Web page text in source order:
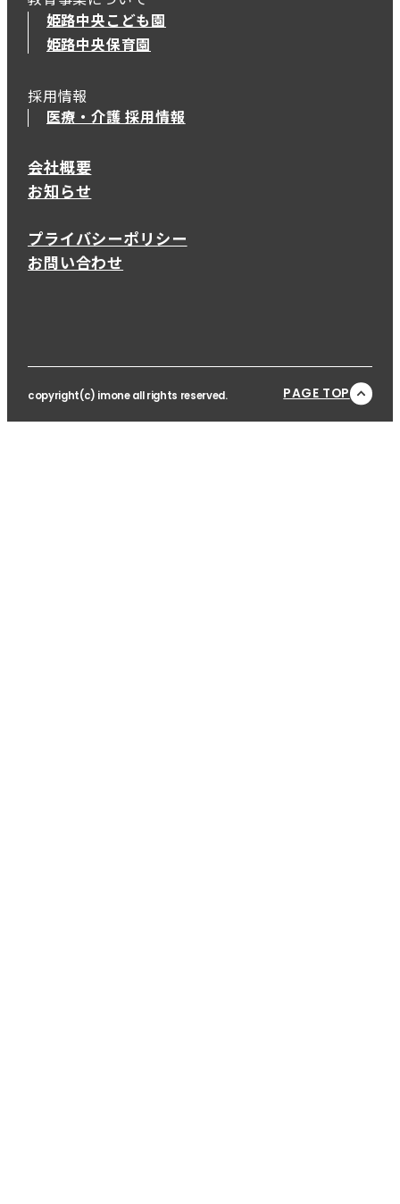
姫路中央こども園
姫路中央保育園
採用情報
医療・介護 採用情報
会社概要
お知らせ
プライバシーポリシー
お問い合わせ
copyright(c) imone all rights reserved. PAGE TOP